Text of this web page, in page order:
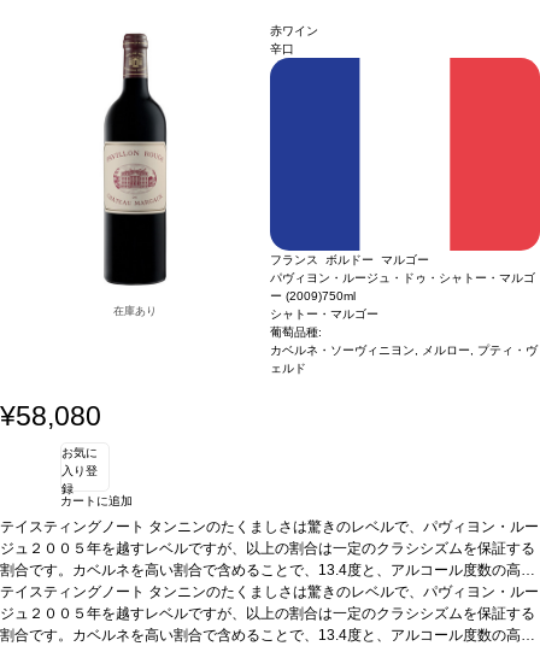
レッシュでクリーン、きれいにまろやかになっており、繊細な果実、優しい酸味、
魅力的でヴェルヴェットの様な舌触りを持つ。調和の取れたワインで、アロマは風
味で反映され、柔らかい後味でエコーし、楽しみ易い。
魚介類、寿司/ 刺身、海老 や野菜の天ぷら
テイスティングノート少々緑色がかった、素晴らしく輝く淡
いレモン色をし、泡は一貫して出てくる。繊細で融和したノーズは、ほのかにトー
スティーでイーストがかったキャラクターを示し、柑橘類のニュアンスが伴う。フ
レッシュでクリーン、きれいにまろやかになっており、繊細な果実、優しい酸味、
魅力的でヴェルヴェットの様な舌触りを持つ。調和の取れたワインで、アロマは風
魚介類、寿司/ 刺身、海老 や野菜の天ぷら
在庫あり
赤ワイン
辛口
フランス ボルドー マルゴー
パヴィヨン・ルージュ・ドゥ・シャトー・マルゴ
ー (2009)750ml
シャトー・マルゴー
葡萄品種:
カベルネ・ソーヴィニヨン, メルロー, プティ・ヴ
ェルド
¥58,080
お気に
入り登
録
カートに追加
テイスティングノート タンニンのたくましさは驚きのレベルで、パヴィヨン・ルー
ジュ２００５年を越すレベルですが、以上の割合は一定のクラシシズムを保証する
割合です。カベルネを高い割合で含めることで、13.4度と、アルコール度数の高ま
りを抑えています。しかしそれ以上に２００９年のこれほどまでに凝縮したタンニ
ン、優しさ、驚きの繊細さを生み出したことです。これほどまでのバランスは見た
ことがありませんでした。さて、いつ飲み始めましょうか？答えに困る質問です。
テイスティングノート タンニンのたくましさは驚きのレベルで、パヴィヨン・ルー
ジュ２００５年を越すレベルですが、以上の割合は一定のクラシシズムを保証する
割合です。カベルネを高い割合で含めることで、13.4度と、アルコール度数の高ま